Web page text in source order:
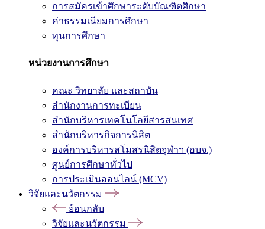
การสมัครเข้าศึกษาระดับบัณฑิตศึกษา
ค่าธรรมเนียมการศึกษา
ทุนการศึกษา
หน่วยงานการศึกษา
คณะ วิทยาลัย และสถาบัน
สำนักงานการทะเบียน
สำนักบริหารเทคโนโลยีสารสนเทศ
สำนักบริหารกิจการนิสิต
องค์การบริหารสโมสรนิสิตจุฬาฯ (อบจ.)
ศูนย์การศึกษาทั่วไป
การประเมินออนไลน์ (MCV)
วิจัยและนวัตกรรม
ย้อนกลับ
วิจัยและนวัตกรรม